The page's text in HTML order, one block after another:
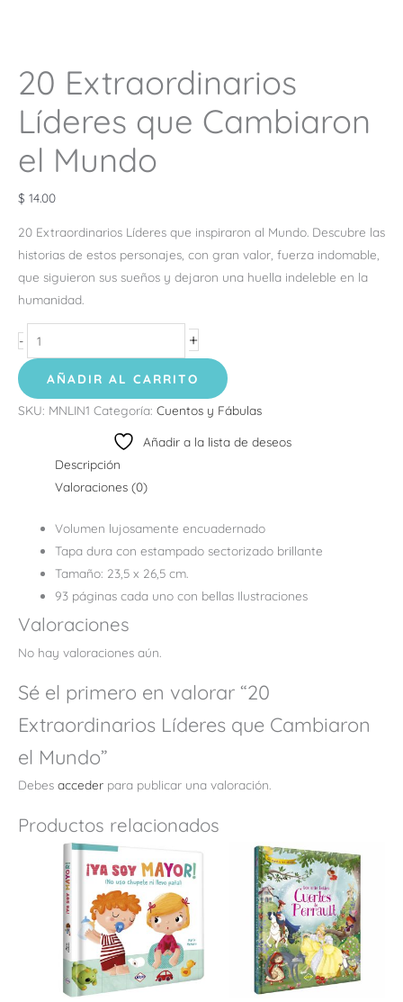
20 Extraordinarios
Líderes que Cambiaron
el Mundo
$ 14.00
20 Extraordinarios Líderes que inspiraron al Mundo. Descubre las
historias de estos personajes, con gran valor, fuerza indomable,
que siguieron sus sueños y dejaron una huella indeleble en la
humanidad.
- +
AÑADIR AL CARRITO
SKU: MNLIN1 Categoría: Cuentos y Fábulas
Añadir a la lista de deseos
Descripción
Valoraciones (0)
Volumen lujosamente encuadernado
Tapa dura con estampado sectorizado brillante
Tamaño: 23,5 x 26,5 cm.
93 páginas cada uno con bellas Ilustraciones
Valoraciones
No hay valoraciones aún.
Sé el primero en valorar “20
Extraordinarios Líderes que Cambiaron
el Mundo”
Debes acceder para publicar una valoración.
Productos relacionados